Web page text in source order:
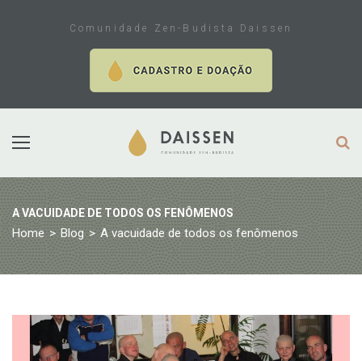
Comunidade Zen-Budista Daissen
A VACUIDADE DE TODOS OS FENÔMENOS
Home > Blog > A vacuidade de todos os fenômenos